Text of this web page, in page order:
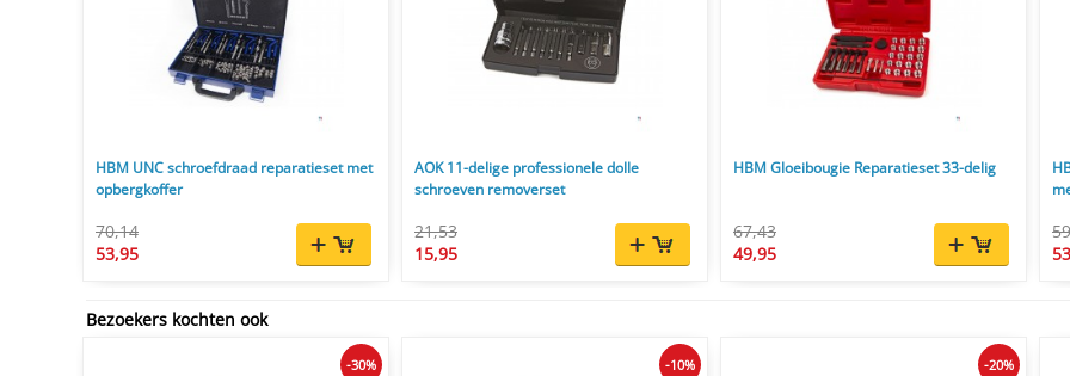
HBM UNC schroefdraad reparatieset met
opbergkoffer
70,14
53,95
AOK 11-delige professionele dolle
schroeven removerset
21,53
15,95
HBM Gloeibougie Reparatieset 33-delig
67,43
49,95
Bezoekers kochten ook
-30% -10% -20%